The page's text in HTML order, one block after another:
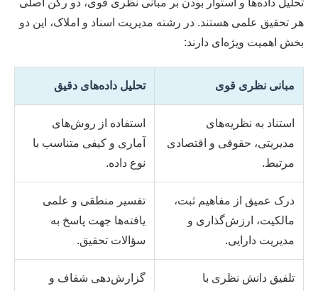
تحلیل داده‌ها و استوار بودن بر مبانی نظری قوی، دو رکن اصلی
هر تحقیق علمی هستند. در رشته مدیریت اسناد و املاک، این دو
بخش اهمیت ویژه‌ای دارند:
مبانی نظری قوی تحلیل داده‌های دقیق
استناد به نظریه‌های
مدیریتی، حقوقی و اقتصادی
مرتبط.
استفاده از روش‌های
آماری و کیفی متناسب با
نوع داده.
درک عمیق از مفاهیم ثبت،
مالکیت، ارزش‌گذاری و
مدیریت دارایی.
تفسیر منطقی و علمی
یافته‌ها جهت پاسخ به
سؤالات تحقیق.
تلفیق دانش نظری با
گزارش‌دهی شفاف و